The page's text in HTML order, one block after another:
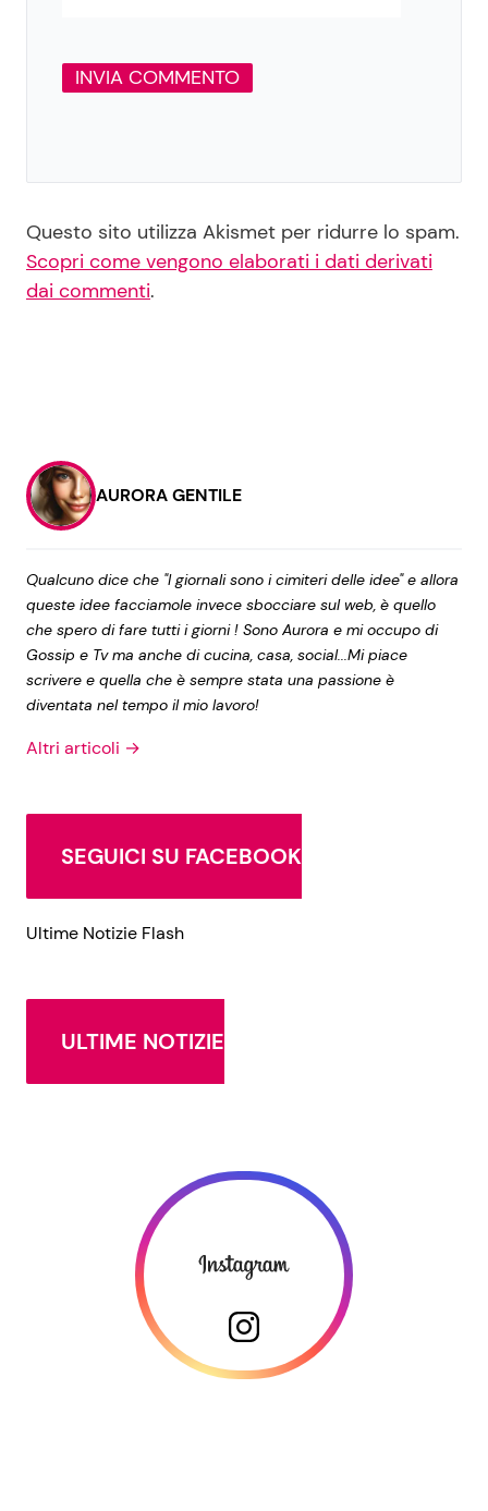
Questo sito utilizza Akismet per ridurre lo spam.
Scopri come vengono elaborati i dati derivati
dai commenti.
AURORA GENTILE
Qualcuno dice che "I giornali sono i cimiteri delle idee" e allora
queste idee facciamole invece sbocciare sul web, è quello
che spero di fare tutti i giorni ! Sono Aurora e mi occupo di
Gossip e Tv ma anche di cucina, casa, social...Mi piace
scrivere e quella che è sempre stata una passione è
diventata nel tempo il mio lavoro!
Altri articoli →
SEGUICI SU FACEBOOK
Ultime Notizie Flash
ULTIME NOTIZIE